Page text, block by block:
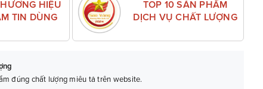
HIỆU
TIN DÙNG
TOP 10 SẢN PHẨM
DỊCH VỤ CHẤT LƯỢNG
đúng chất lượng miêu tả trên website.